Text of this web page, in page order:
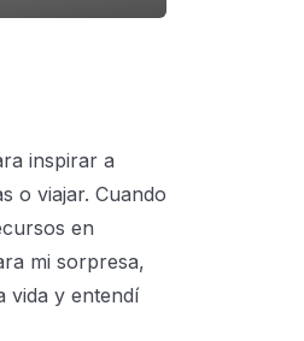
inspirar a
o viajar. Cuando
en
mi sorpresa,
vida y entendí